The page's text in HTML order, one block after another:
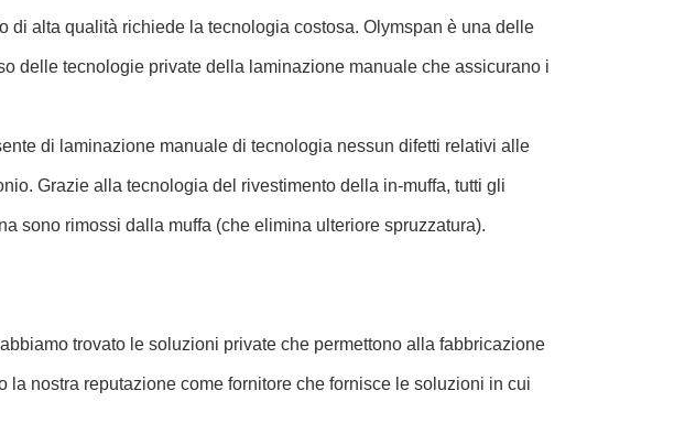
di alta qualità richiede la tecnologia costosa. Olymspan è una delle
delle tecnologie private della laminazione manuale che assicurano i
di laminazione manuale di tecnologia nessun difetti relativi alle
Grazie alla tecnologia del rivestimento della in-muffa, tutti gli
sono rimossi dalla muffa (che elimina ulteriore spruzzatura).
trovato le soluzioni private che permettono alla fabbricazione
nostra reputazione come fornitore che fornisce le soluzioni in cui